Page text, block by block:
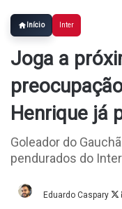
Início Inter
Joga a
Henrique já
Goleador do
pendurados do
Eduardo Caspary